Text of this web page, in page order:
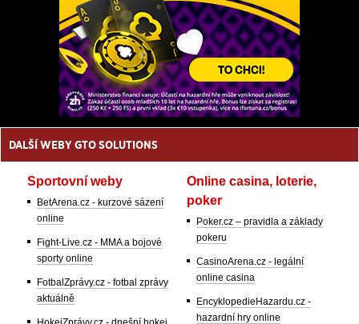
DALŠÍ WEBY GTO SOLUTIONS
Sportovní weby
BetArena.cz - kurzové sázení
online
Fight-Live.cz - MMA a bojové
sporty online
FotbalZprávy.cz - fotbal zprávy
aktuálně
Online casina, loterie,
poker
Poker.cz – pravidla a základy
pokeru
CasinoArena.cz - legální
online casina
EncyklopedieHazardu.cz -
hazardní hry online